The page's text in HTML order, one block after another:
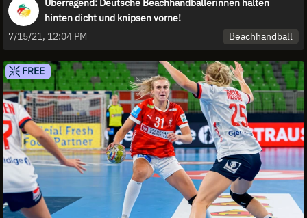
Überragend: Deutsche Beachhandballerinnen halten
hinten dicht und knipsen vorne!
7/15/21, 12:04 PM
Beachhandball
FREE